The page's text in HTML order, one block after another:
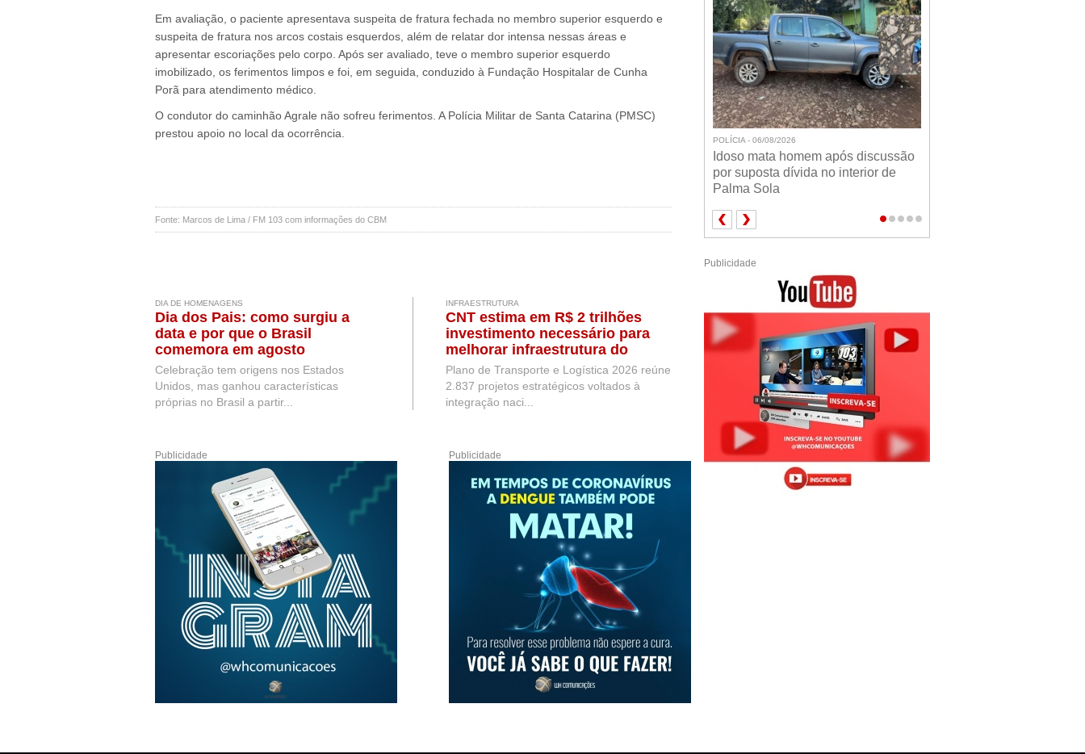
Em avaliação, o paciente apresentava suspeita de fratura fechada no membro superior esquerdo e
suspeita de fratura nos arcos costais esquerdos, além de relatar dor intensa nessas áreas e
apresentar escoriações pelo corpo. Após ser avaliado, teve o membro superior esquerdo
imobilizado, os ferimentos limpos e foi, em seguida, conduzido à Fundação Hospitalar de Cunha
Porã para atendimento médico.
O condutor do caminhão Agrale não sofreu ferimentos. A Polícia Militar de Santa Catarina (PMSC)
prestou apoio no local da ocorrência.
Fonte: Marcos de Lima / FM 103 com informações do CBM
DIA DE HOMENAGENS
Dia dos Pais: como surgiu a
data e por que o Brasil
comemora em agosto
Celebração tem origens nos Estados
Unidos, mas ganhou características
próprias no Brasil a partir...
INFRAESTRUTURA
CNT estima em R$ 2 trilhões
investimento necessário para
melhorar infraestrutura do
Brasil
Plano de Transporte e Logística 2026 reúne
2.837 projetos estratégicos voltados à
integração naci...
Publicidade Publicidade
POLÍCIA - 06/08/2026
Idoso mata homem após discussão
por suposta dívida no interior de
Palma Sola
Publicidade